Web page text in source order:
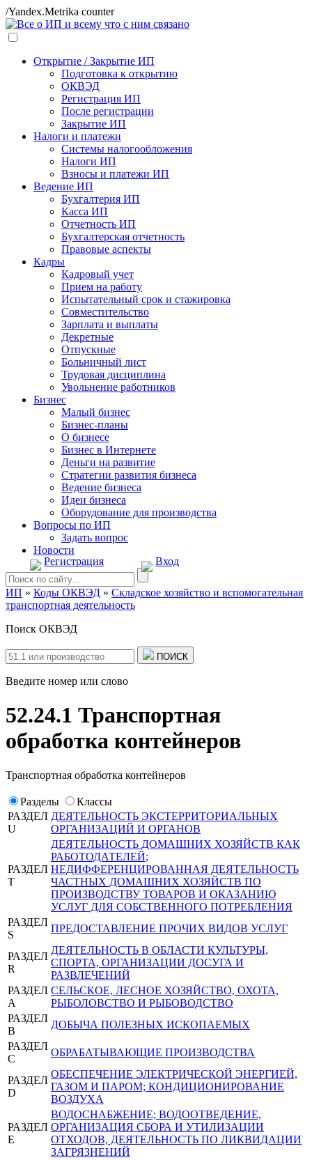
/Yandex.Metrika counter
Открытие / Закрытие ИП
Подготовка к открытию
ОКВЭД
Регистрация ИП
После регистрации
Закрытие ИП
Налоги и платежи
Системы налогообложения
Налоги ИП
Взносы и платежи ИП
Ведение ИП
Бухгалтерия ИП
Касса ИП
Отчетность ИП
Бухгалтерская отчетность
Правовые аспекты
Кадры
Кадровый учет
Прием на работу
Испытательный срок и стажировка
Совместительство
Зарплата и выплаты
Декретные
Отпускные
Больничный лист
Трудовая дисциплина
Увольнение работников
Бизнес
Малый бизнес
Бизнес-планы
О бизнесе
Бизнес в Интернете
Деньги на развитие
Стратегии развития бизнеса
Ведение бизнеса
Идеи бизнеса
Оборудование для производства
Вопросы по ИП
Задать вопрос
Новости
Регистрация
Вход
ИП » Коды ОКВЭД » Складское хозяйство и вспомогательная
транспортная деятельность
Поиск ОКВЭД
ПОИСК
Введите номер или слово
52.24.1 Транспортная
обработка контейнеров
Транспортная обработка контейнеров
Разделы
Классы
РАЗДЕЛ
U
ДЕЯТЕЛЬНОСТЬ ЭКСТЕРРИТОРИАЛЬНЫХ
ОРГАНИЗАЦИЙ И ОРГАНОВ
РАЗДЕЛ
T
ДЕЯТЕЛЬНОСТЬ ДОМАШНИХ ХОЗЯЙСТВ КАК
РАБОТОДАТЕЛЕЙ;
НЕДИФФЕРЕНЦИРОВАННАЯ ДЕЯТЕЛЬНОСТЬ
ЧАСТНЫХ ДОМАШНИХ ХОЗЯЙСТВ ПО
ПРОИЗВОДСТВУ ТОВАРОВ И ОКАЗАНИЮ
УСЛУГ ДЛЯ СОБСТВЕННОГО ПОТРЕБЛЕНИЯ
РАЗДЕЛ
S
ПРЕДОСТАВЛЕНИЕ ПРОЧИХ ВИДОВ УСЛУГ
РАЗДЕЛ
R
ДЕЯТЕЛЬНОСТЬ В ОБЛАСТИ КУЛЬТУРЫ,
СПОРТА, ОРГАНИЗАЦИИ ДОСУГА И
РАЗВЛЕЧЕНИЙ
РАЗДЕЛ
A
СЕЛЬСКОЕ, ЛЕСНОЕ ХОЗЯЙСТВО, ОХОТА,
РЫБОЛОВСТВО И РЫБОВОДСТВО
РАЗДЕЛ
B
ДОБЫЧА ПОЛЕЗНЫХ ИСКОПАЕМЫХ
РАЗДЕЛ
C
ОБРАБАТЫВАЮЩИЕ ПРОИЗВОДСТВА
РАЗДЕЛ
D
ОБЕСПЕЧЕНИЕ ЭЛЕКТРИЧЕСКОЙ ЭНЕРГИЕЙ,
ГАЗОМ И ПАРОМ; КОНДИЦИОНИРОВАНИЕ
ВОЗДУХА
РАЗДЕЛ
E
ВОДОСНАБЖЕНИЕ; ВОДООТВЕДЕНИЕ,
ОРГАНИЗАЦИЯ СБОРА И УТИЛИЗАЦИИ
ОТХОДОВ, ДЕЯТЕЛЬНОСТЬ ПО ЛИКВИДАЦИИ
ЗАГРЯЗНЕНИЙ